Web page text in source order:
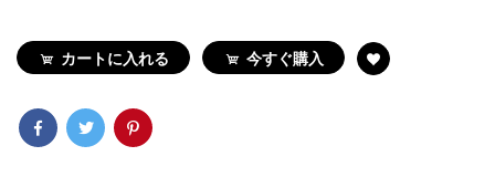
カートに入れる 今すぐ購入